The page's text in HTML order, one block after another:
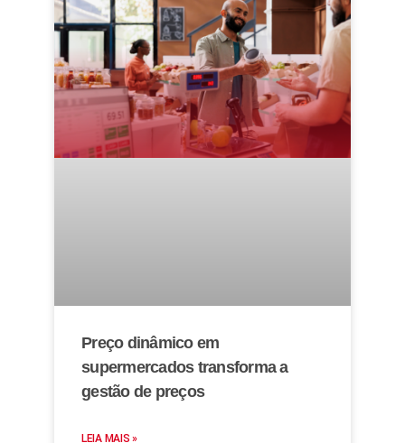
Preço dinâmico em
supermercados transforma a
gestão de preços
LEIA MAIS »